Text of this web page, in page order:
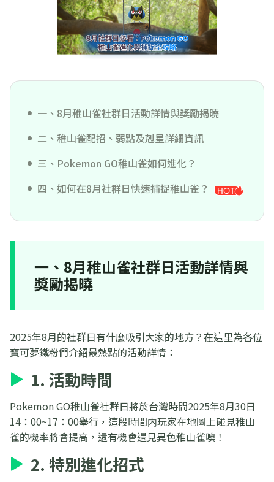
一、8月稚山雀社群日活動詳情與獎勵揭曉
二、稚山雀配招、弱點及剋星詳細資訊
三、Pokemon GO稚山雀如何進化？
四、如何在8月社群日快速捕捉稚山雀？
一、8月稚山雀社群日活動詳情與
獎勵揭曉
2025年8月的社群日有什麼吸引大家的地方？在這里為各位
寶可夢鐵粉們介紹最熱點的活動詳情：
1. 活動時間
Pokemon GO稚山雀社群日將於台灣時間2025年8月30日
14：00~17：00舉行，這段時間内玩家在地圖上碰見稚山
雀的機率將會提高，還有機會遇見異色稚山雀噢！
2. 特別進化招式